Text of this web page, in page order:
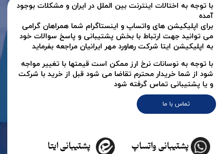
تماس با ما
با توجه به اختالات اینترنت بین الملل در ایران و مشکلات بوجود
آمده
برای اپلیکیشن های واتساپ و اینستاگرام شما همراهان گرامی
می توانید جهت ارتباط با بخش پشتیبانی و پاسخ سوالات خود
به اپلیکیشن ایتا شرکت رهاورد مهر ایرانیان مراجعه بفرماید
پشتیبانی ایتا پشتیبانی واتساپ
با توجه به نوسانات نرخ ارز ممکن است قیمتها با تغییر مواجه
شود از شما خریدار محترم تقاضا می شود قبل از خرید با شرکت
و یا پشتیبانی تماس گرفته شود